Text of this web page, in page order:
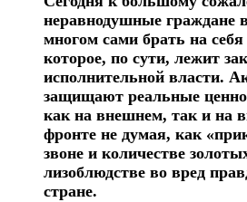
неравнодушные граждане
многом сами брать на
которое, по сути, лежит
исполнительной власти.
защищают реальные
как на внешнем, так и на
фронте не думая, как
звоне и количестве
лизоблюдстве во вред
стране.